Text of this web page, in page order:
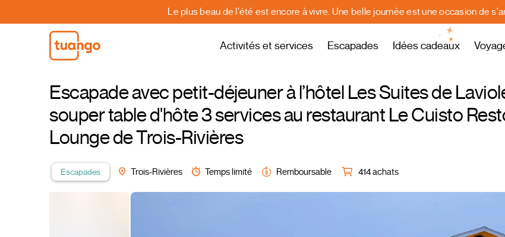
Le plus beau de l'été est encore à vivre. Une belle journée est une occasion de
Activités et services Escapades Idées cadeaux
Escapade avec petit-déjeuner à l’hôtel Les Suites de
souper table d'hôte 3 services au restaurant Le Cuisto
Lounge de Trois-Rivières
Escapades Trois-Rivières Temps limité Remboursable 414 achats